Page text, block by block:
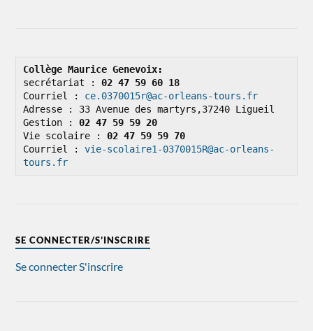
Collège Maurice Genevoix:
secrétariat : 02 47 59 60 18
Courriel : ce.0370015r@ac-orleans-tours.fr
Adresse : 33 Avenue des martyrs,37240 Ligueil
Gestion : 02 47 59 59 20
Vie scolaire : 02 47 59 59 70
Courriel : vie-scolaire1-0370015R@ac-orleans-
tours.fr
SE CONNECTER/S’INSCRIRE
Se connecterS'inscrire